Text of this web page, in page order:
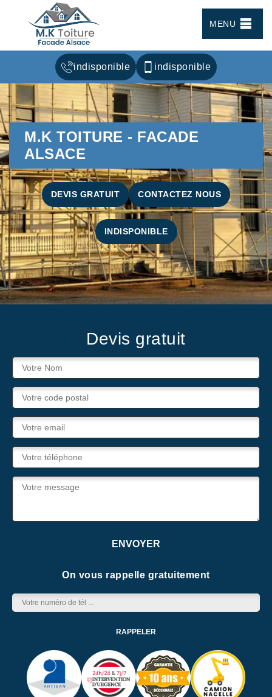
MENU
indisponible indisponible
M.K TOITURE - FACADE
ALSACE
DEVIS GRATUIT CONTACTEZ NOUS
INDISPONIBLE
Devis gratuit
On vous rappelle gratuitement